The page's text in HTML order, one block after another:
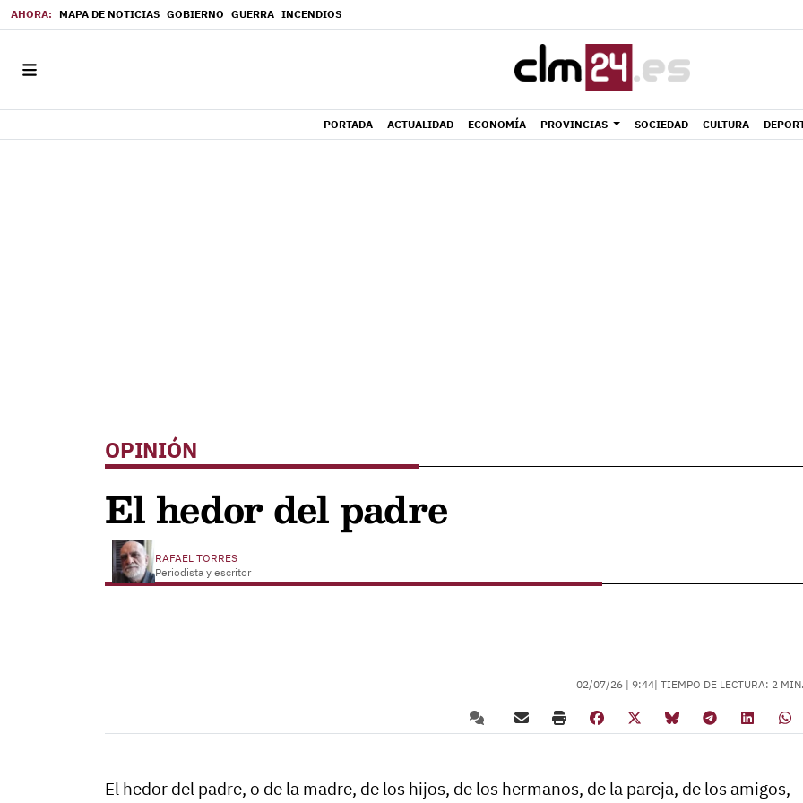
MAPA DE NOTICIAS GOBIERNO GUERRA INCENDIOS
PORTADA ACTUALIDAD ECONOMÍA PROVINCIAS SOCIEDAD CULTURA
OPINIÓN
El hedor del padre
RAFAEL TORRES
Periodista y escritor
02/07/26 | 9:44| TIEMPO DE LECTURA: 2 MIN.
El hedor del padre, o de la madre, de los hijos, de los hermanos, de la pareja, de los amigos,